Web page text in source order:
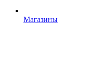
Магазины